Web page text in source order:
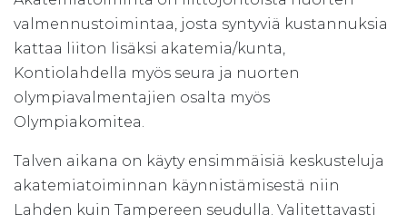
valmennustoimintaa, josta syntyviä kustannuksia
kattaa liiton lisäksi akatemia/kunta,
Kontiolahdella myös seura ja nuorten
olympiavalmentajien osalta myös
Olympiakomitea.
Talven aikana on käyty ensimmäisiä keskusteluja
akatemiatoiminnan käynnistämisestä niin
Lahden kuin Tampereen seudulla. Valitettavasti